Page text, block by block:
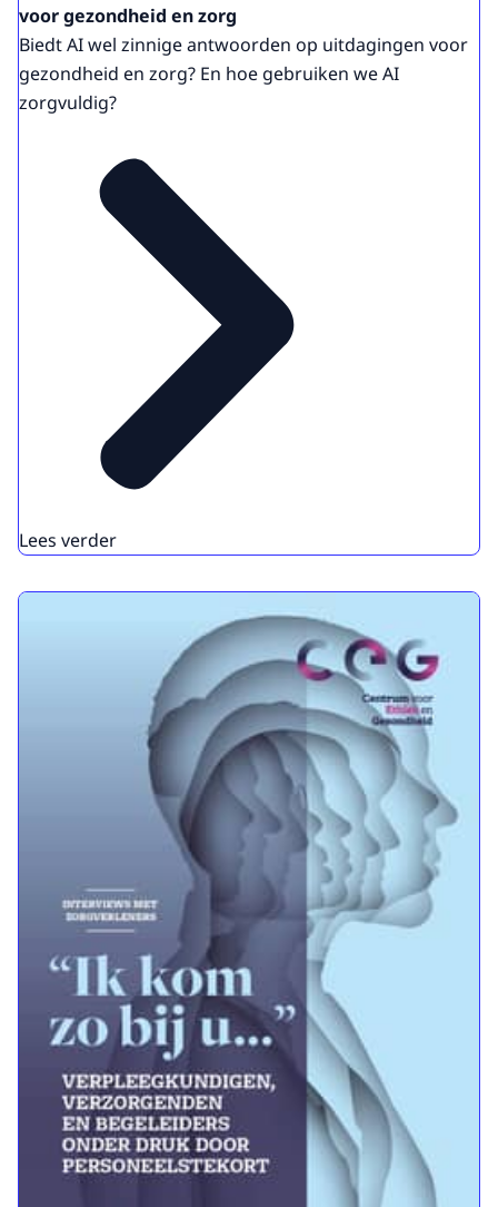
voor gezondheid en zorg
Biedt AI wel zinnige antwoorden op uitdagingen voor
gezondheid en zorg? En hoe gebruiken we AI
zorgvuldig?
Lees verder